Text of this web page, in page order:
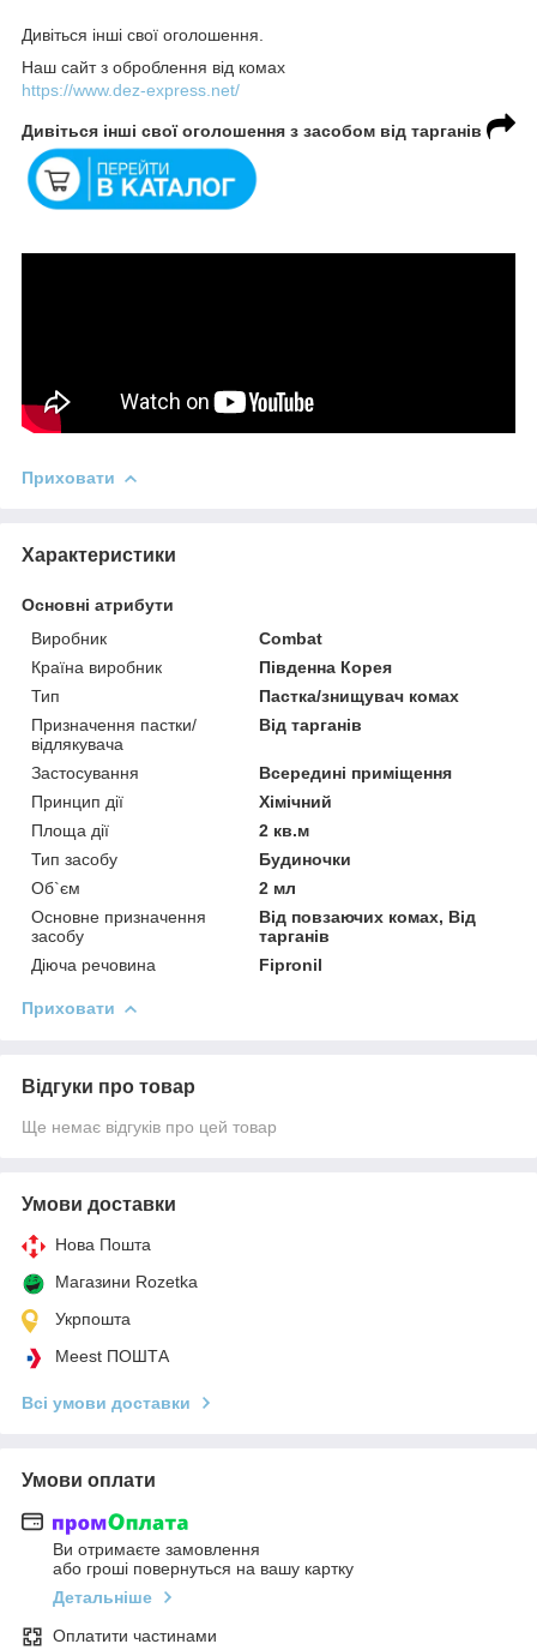
Дивіться інші свої оголошення.
Наш сайт з оброблення від комах
https://www.dez-express.net/
Дивіться інші свої оголошення з засобом від тарганів
Приховати
Характеристики
Основні атрибути
Виробник
Combat
Країна виробник
Південна Корея
Тип
Пастка/знищувач комах
Призначення пастки/
відлякувача
Від тарганів
Застосування
Всередині приміщення
Принцип дії
Хімічний
Площа дії
2 кв.м
Тип засобу
Будиночки
Об`єм
2 мл
Основне призначення
засобу
Від повзаючих комах, Від
тарганів
Діюча речовина
Fipronil
Приховати
Відгуки про товар
Ще немає відгуків про цей товар
Умови доставки
Нова Пошта
Магазини Rozetka
Укрпошта
Meest ПОШТА
Всі умови доставки
Умови оплати
Ви отримаєте замовлення
або гроші повернуться на вашу картку
Детальніше
Оплатити частинами